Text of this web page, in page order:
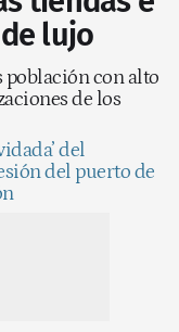
lujo
población con alto
de los
del
del puerto de